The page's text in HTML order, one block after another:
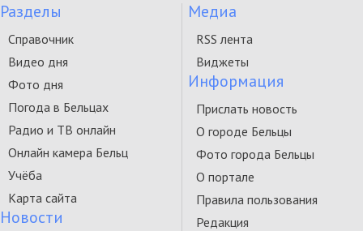
Разделы
Справочник
Видео дня
Фото дня
Погода в Бельцах
Радио и ТВ онлайн
Онлайн камера Бельц
Учёба
Карта сайта
Новости
Медиа
RSS лента
Виджеты
Информация
Прислать новость
О городе Бельцы
Фото города Бельцы
О портале
Правила пользования
Редакция